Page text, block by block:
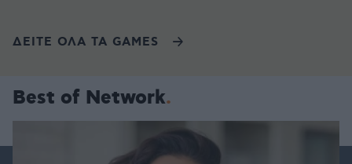
ΔΕΙΤΕ ΟΛΑ ΤΑ GAMES
Best of Network